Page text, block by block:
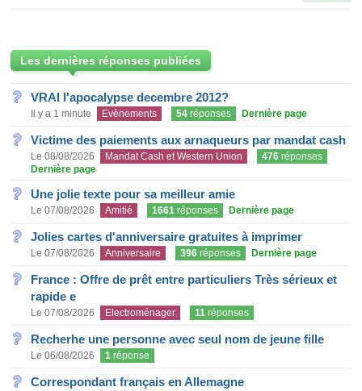
Les dernières réponses publiées
VRAI l'apocalypse decembre 2012?
Il y a 1 minute Evènements 54 réponses Dernière page
Victime des paiements aux arnaqueurs par mandat cash
Le 08/08/2026 Mandat Cash et Western Union 476 réponses
Dernière page
Une jolie texte pour sa meilleur amie
Le 07/08/2026 Amitié 1661 réponses Dernière page
Jolies cartes d'anniversaire gratuites à imprimer
Le 07/08/2026 Anniversaire 396 réponses Dernière page
France : Offre de prêt entre particuliers Très sérieux et
rapide e
Le 07/08/2026 Electroménager 11 réponses
Recherhe une personne avec seul nom de jeune fille
Le 06/08/2026 1 réponse
Correspondant français en Allemagne